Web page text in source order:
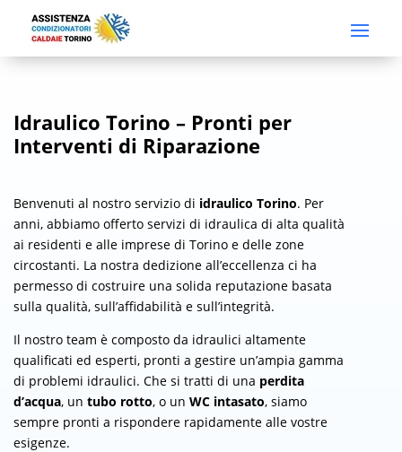
Idraulico Torino – Pronti per
Interventi di Riparazione
Benvenuti al nostro servizio di idraulico Torino. Per
anni, abbiamo offerto servizi di idraulica di alta qualità
ai residenti e alle imprese di Torino e delle zone
circostanti. La nostra dedizione all’eccellenza ci ha
permesso di costruire una solida reputazione basata
sulla qualità, sull’affidabilità e sull’integrità.
Il nostro team è composto da idraulici altamente
qualificati ed esperti, pronti a gestire un’ampia gamma
di problemi idraulici. Che si tratti di una perdita
d’acqua, un tubo rotto, o un WC intasato, siamo
sempre pronti a rispondere rapidamente alle vostre
esigenze.